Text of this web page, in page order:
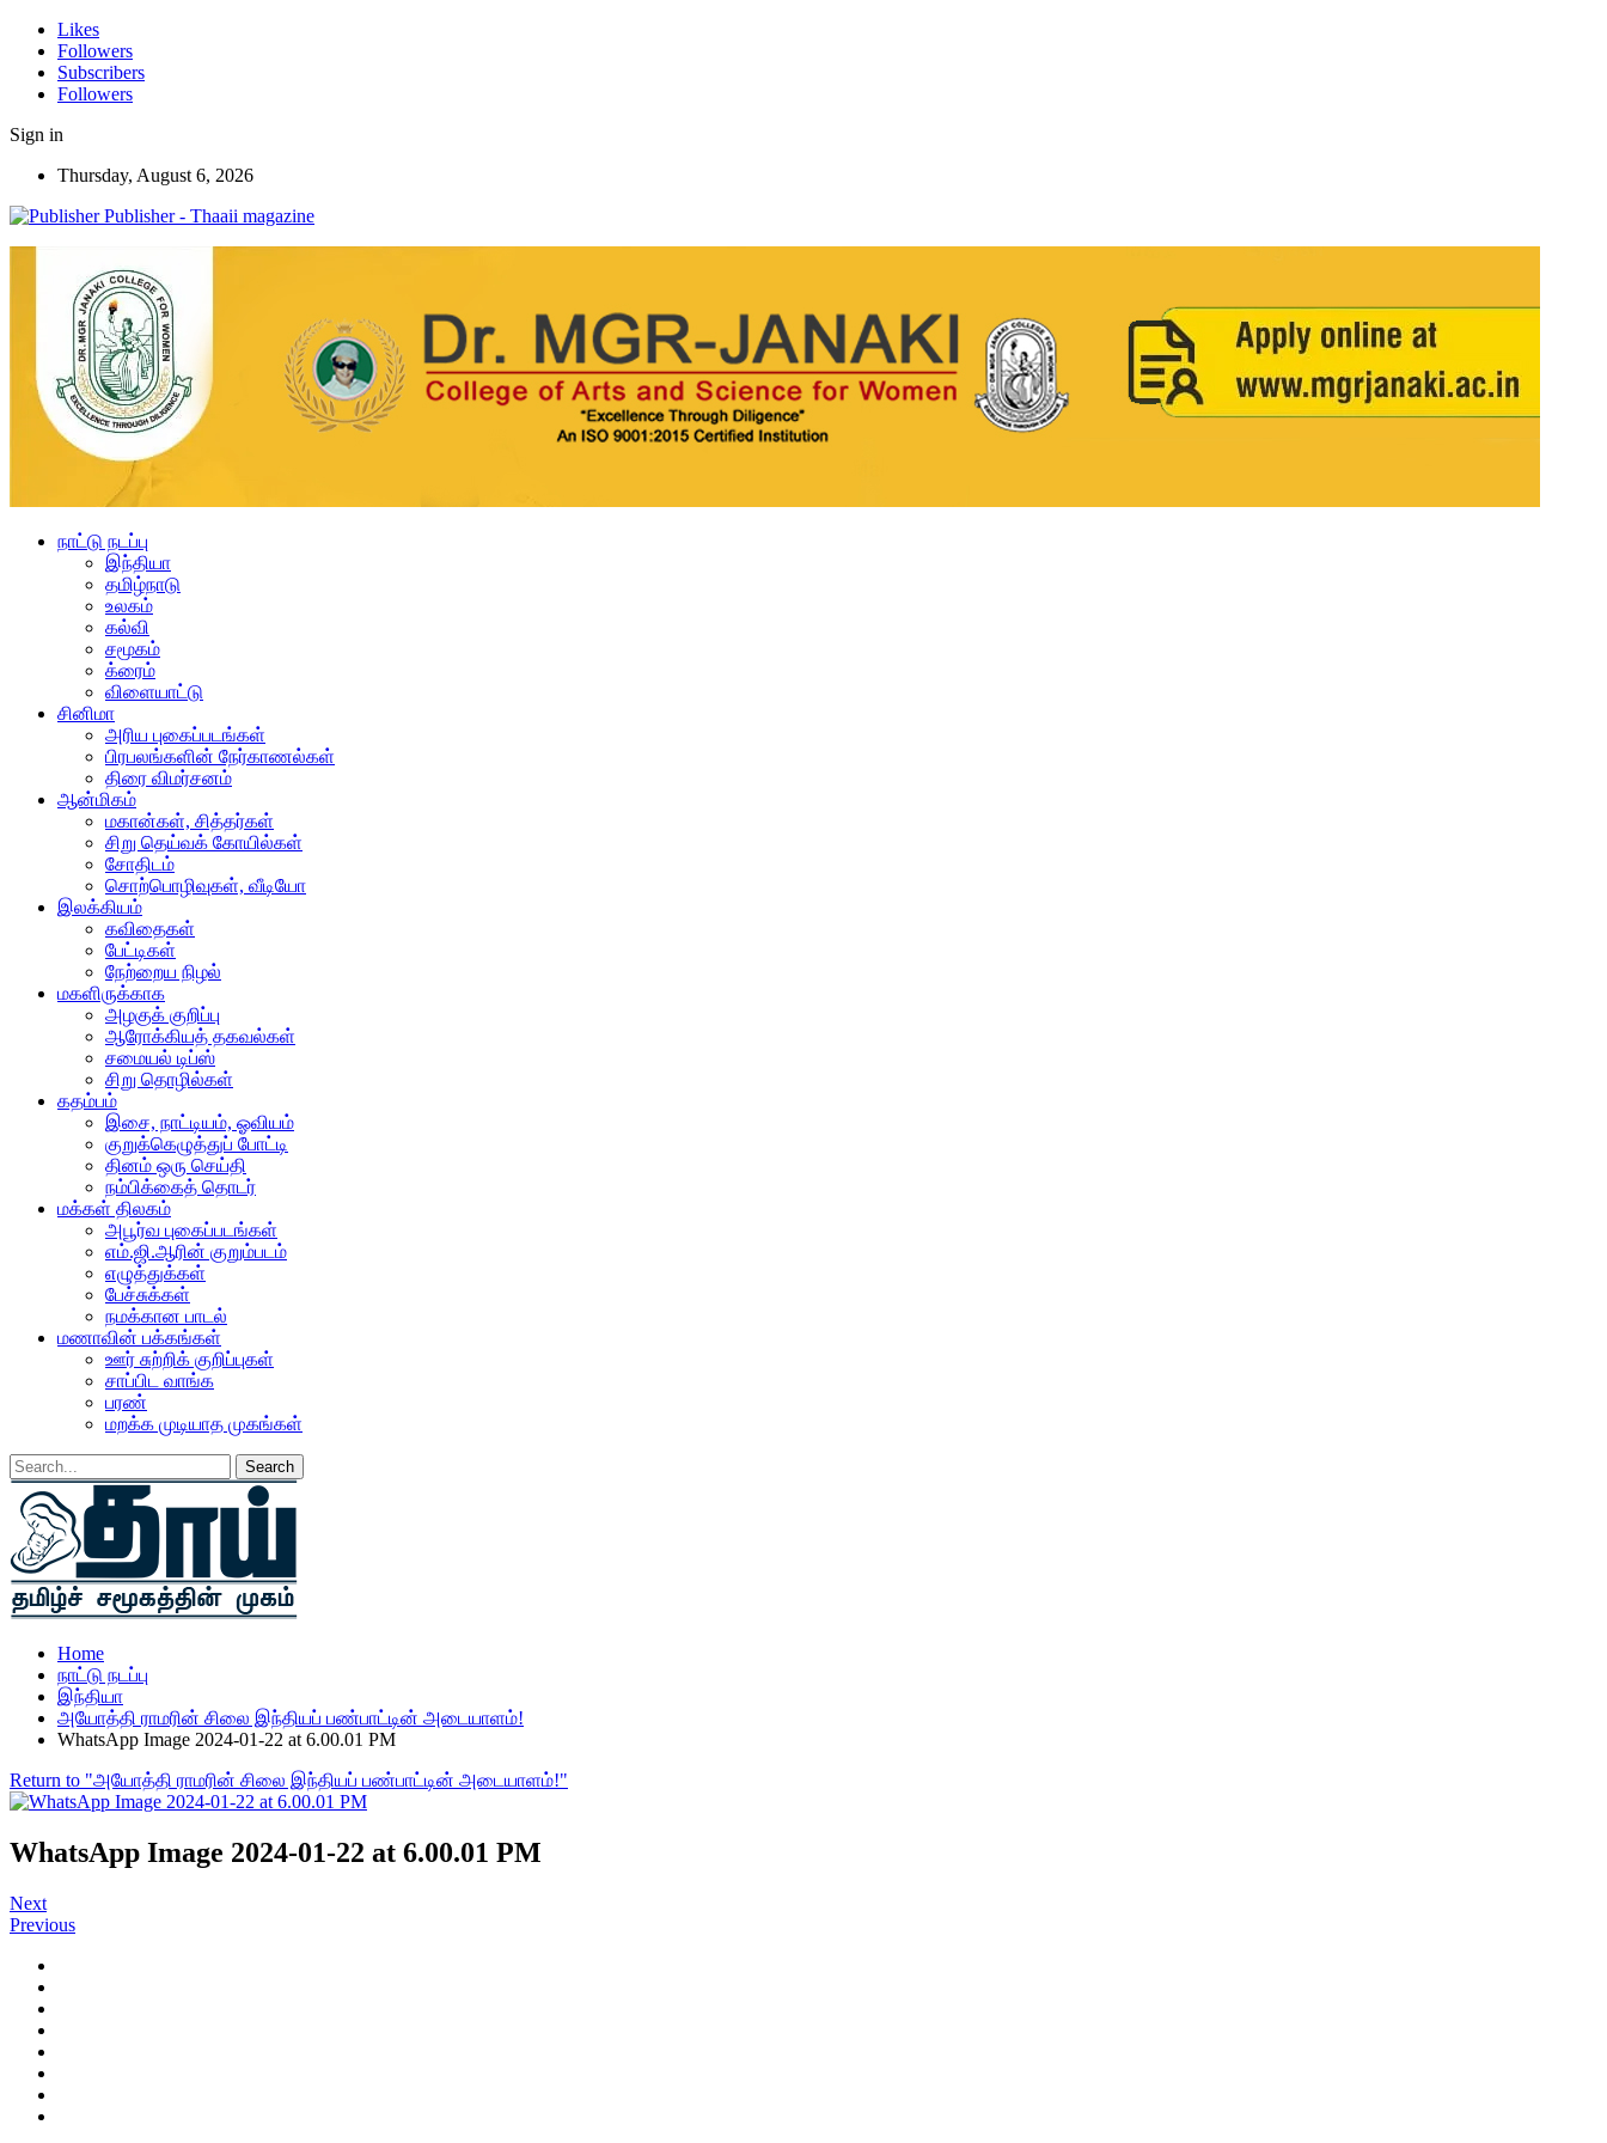
Likes
Followers
Subscribers
Followers
Sign in
Thursday, August 6, 2026
Publisher - Thaaii magazine
நாட்டு நடப்பு
இந்தியா
தமிழ்நாடு
உலகம்
கல்வி
சமூகம்
க்ரைம்
விளையாட்டு
சினிமா
அரிய புகைப்படங்கள்
பிரபலங்களின் நேர்காணல்கள்
திரை விமர்சனம்
ஆன்மிகம்
மகான்கள், சித்தர்கள்
சிறு தெய்வக் கோயில்கள்
சோதிடம்
சொற்பொழிவுகள், வீடியோ
இலக்கியம்
கவிதைகள்
பேட்டிகள்
நேற்றைய நிழல்
மகளிருக்காக
அழகுக் குறிப்பு
ஆரோக்கியத் தகவல்கள்
சமையல் டிப்ஸ்
சிறு தொழில்கள்
கதம்பம்
இசை, நாட்டியம், ஓவியம்
குறுக்கெழுத்துப் போட்டி
தினம் ஒரு செய்தி
நம்பிக்கைத் தொடர்
மக்கள் திலகம்
அபூர்வ புகைப்படங்கள்
எம்.ஜி.ஆரின் குறும்படம்
எழுத்துக்கள்
பேச்சுக்கள்
நமக்கான பாடல்
மணாவின் பக்கங்கள்
ஊர் சுற்றிக் குறிப்புகள்
சாப்பிட வாங்க
பரண்
மறக்க முடியாத முகங்கள்
Home
நாட்டு நடப்பு
இந்தியா
அயோத்தி ராமரின் சிலை இந்தியப் பண்பாட்டின் அடையாளம்!
WhatsApp Image 2024-01-22 at 6.00.01 PM
Return to "அயோத்தி ராமரின் சிலை இந்தியப் பண்பாட்டின் அடையாளம்!"
WhatsApp Image 2024-01-22 at 6.00.01 PM
Next
Previous